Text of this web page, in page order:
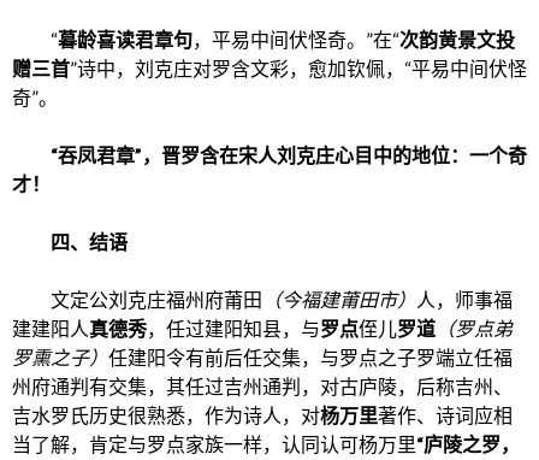
“暮龄喜读君章句，平易中间伏怪奇。”在“次韵黄景文投
赠三首”诗中，刘克庄对罗含文彩，愈加钦佩，“平易中间伏怪
奇”。
“吞凤君章”，晋罗含在宋人刘克庄心目中的地位：一个奇
才！
四、结语
文定公刘克庄福州府莆田 （今福建莆田市） 人，师事福
建建阳人真德秀，任过建阳知县，与罗点侄儿罗道 （罗点弟
罗熏之子） 任建阳令有前后任交集，与罗点之子罗端立任福
州府通判有交集，其任过吉州通判，对古庐陵，后称吉州、
吉水罗氏历史很熟悉，作为诗人，对杨万里著作、诗词应相
当了解，肯定与罗点家族一样，认同认可杨万里“庐陵之罗，